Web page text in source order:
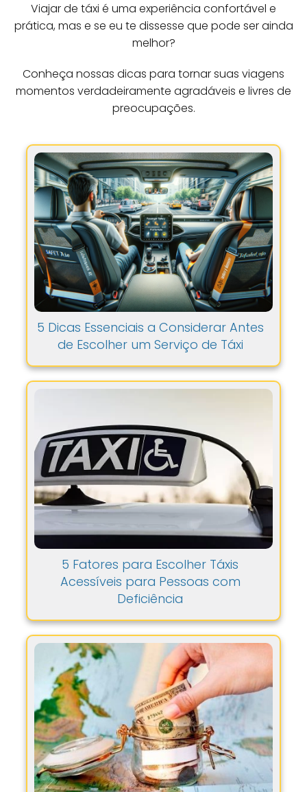
Viajar de táxi é uma experiência confortável e
prática, mas e se eu te dissesse que pode ser ainda
melhor?
Conheça nossas dicas para tornar suas viagens
momentos verdadeiramente agradáveis e livres de
preocupações.
5 Dicas Essenciais a Considerar Antes
de Escolher um Serviço de Táxi
5 Fatores para Escolher Táxis
Acessíveis para Pessoas com
Deficiência